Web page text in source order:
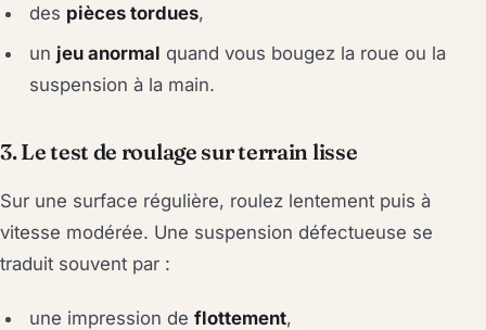
des pièces tordues,
un jeu anormal quand vous bougez la roue ou la
suspension à la main.
3. Le test de roulage sur terrain lisse
Sur une surface régulière, roulez lentement puis à
vitesse modérée. Une suspension défectueuse se
traduit souvent par :
une impression deflottement,